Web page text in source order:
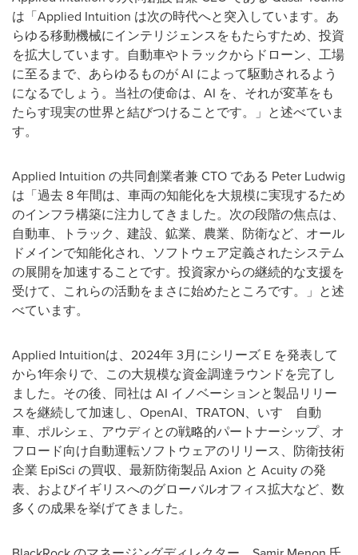
は「Applied Intuition は次の時代へと突入しています。あ
らゆる移動機械にインテリジェンスをもたらすため、投資
を拡大しています。自動車やトラックからドローン、工場
に至るまで、あらゆるものが AI によって駆動されるよう
になるでしょう。当社の使命は、AI を、それが変革をも
たらす現実の世界と結びつけることです。」と述べていま
す。
Applied Intuition の共同創業者兼 CTO である Peter Ludwig
は「過去 8 年間は、車両の知能化を大規模に実現するため
のインフラ構築に注力してきました。次の段階の焦点は、
自動車、トラック、建設、鉱業、農業、防衛など、オール
ドメインで知能化され、ソフトウェア定義されたシステム
の展開を加速することです。投資家からの継続的な支援を
受けて、これらの活動をまさに始めたところです。」と述
べています。
Applied Intuitionは、2024年 3月にシリーズ E を発表して
から1年余りで、この大規模な資金調達ラウンドを完了し
ました。その後、同社は AI イノベーションと製品リリー
スを継続して加速し、OpenAI、TRATON、いすゞ自動
車、ポルシェ、アウディとの戦略的パートナーシップ、オ
フロード向け自動運転ソフトウェアのリリース、防衛技術
企業 EpiSci の買収、最新防衛製品 Axion と Acuity の発
表、およびイギリスへのグローバルオフィス拡大など、数
多くの成果を挙げてきました。